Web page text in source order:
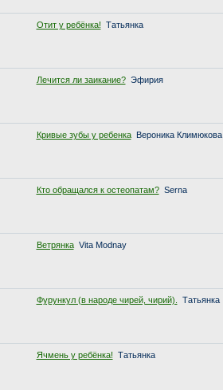
Отит у ребёнка! Татьянка
Лечится ли заикание? Эфирия
Кривые зубы у ребенка
Вероника Климюкова
Кто обращался к остеопатам? Serna
Ветрянка Vita Modnay
Фурункул (в народе чирей, чирий).
Татьянка
Ячмень у ребёнка! Татьянка